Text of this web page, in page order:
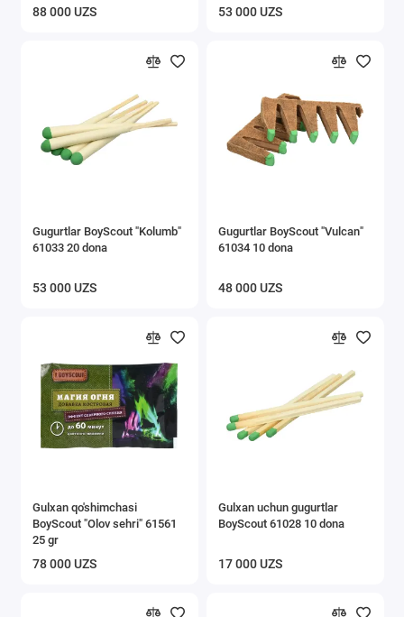
88 000 UZS 53 000 UZS
Gugurtlar BoyScout "Kolumb"
61033 20 dona
53 000 UZS
Gugurtlar BoyScout "Vulcan"
61034 10 dona
48 000 UZS
Gulxan qo'shimchasi
BoyScout "Olov sehri" 61561
25 gr
78 000 UZS
Gulxan uchun gugurtlar
BoyScout 61028 10 dona
17 000 UZS